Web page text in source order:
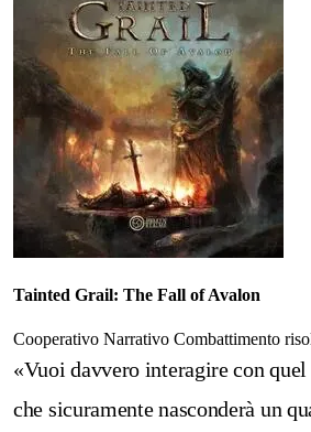
Tainted Grail: The Fall of Avalon
Cooperativo Narrativo Combattimento
«Vuoi davvero interagire con
che sicuramente nasconderà un